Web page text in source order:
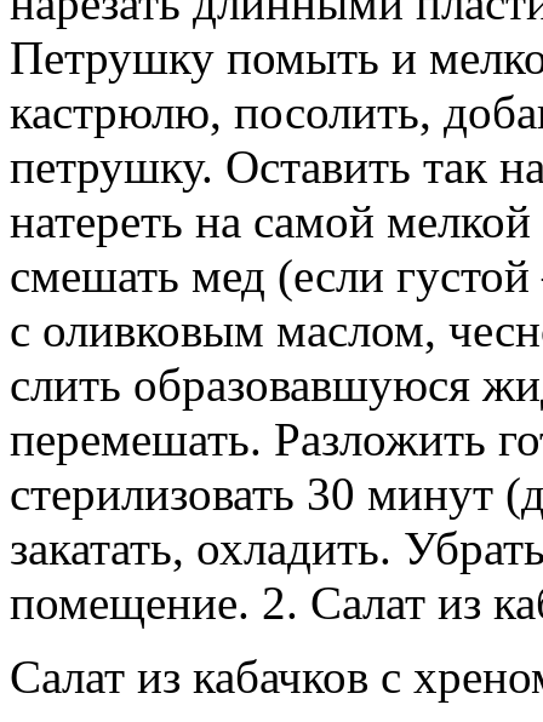
Петрушку помыть и
кастрюлю, посолить,
петрушку. Оставить так
натереть на самой
смешать мед (если
с оливковым маслом,
слить образовавшуюся
перемешать. Разложить
стерилизовать 30 минут
закатать, охладить.
помещение. 2. Салат из
Салат из кабачков с